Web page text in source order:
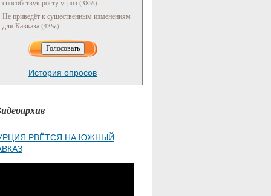
способствуя росту угроз (38%)
Не приведёт к существенным изменениям
для Кавказа (43%)
История опросов
РВЁТСЯ НА ЮЖНЫЙ